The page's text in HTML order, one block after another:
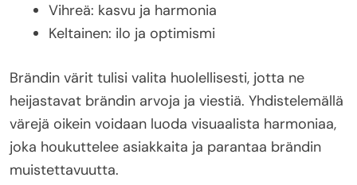
Vihreä: kasvu ja harmonia
Keltainen: ilo ja optimismi
Brändin värit tulisi valita huolellisesti, jotta ne
heijastavat brändin arvoja ja viestiä. Yhdistelemällä
värejä oikein voidaan luoda visuaalista harmoniaa,
joka houkuttelee asiakkaita ja parantaa brändin
muistettavuutta.